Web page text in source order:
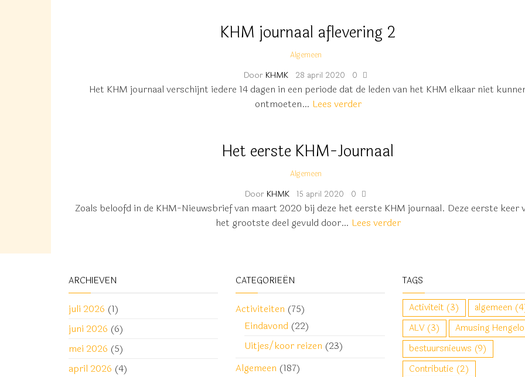
KHM journaal aflevering 2
Algemeen
Door KHMK 28 april 2020 0
Het KHM journaal verschijnt iedere 14 dagen in een periode dat de leden van het KHM elkaar niet
ontmoeten… Lees verder
Het eerste KHM-Journaal
Algemeen
Door KHMK 15 april 2020 0
Zoals beloofd in de KHM-Nieuwsbrief van maart 2020 bij deze het eerste KHM journaal. Deze eerste keer
het grootste deel gevuld door… Lees verder
ARCHIEVEN
juli 2026 (1)
juni 2026 (6)
mei 2026 (5)
april 2026 (4)
CATEGORIEËN
Activiteiten (75)
Eindavond (22)
Uitjes/koor reizen (23)
Algemeen (187)
TAGS
Activiteit (3) algemeen
ALV(3) Amusing Hengelo
bestuursnieuws (9)
Contributie (2)